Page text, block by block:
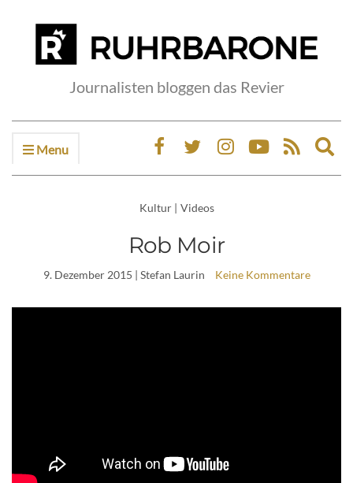
Journalisten bloggen das Revier
Menu
Kultur | Videos
Rob Moir
9. Dezember 2015 | Stefan Laurin Keine Kommentare